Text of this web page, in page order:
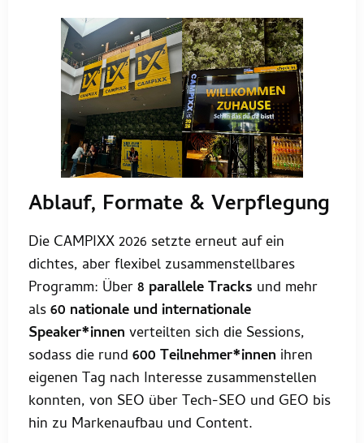
Ablauf, Formate & Verpflegung
Die CAMPIXX 2026 setzte erneut auf ein
dichtes, aber flexibel zusammenstellbares
Programm: Über8 parallele Tracks und mehr
als60 nationale und internationale
Speaker*innen verteilten sich die Sessions,
sodass die rund 600 Teilnehmer*innen ihren
eigenen Tag nach Interesse zusammenstellen
konnten, von SEO über Tech-SEO und GEO bis
hin zu Markenaufbau und Content.